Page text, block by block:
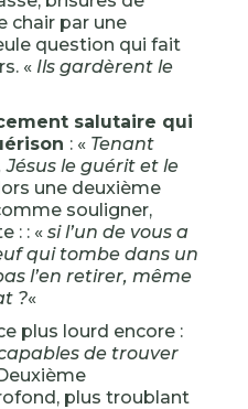
chair par une
question qui fait
« Ils gardèrent le
salutaire qui
: « Tenant
le guérit et le
une deuxième
souligner,
: : « si l’un de vous a
qui tombe dans un
l’en retirer, même
?«
plus lourd encore :
de trouver
plus troublant